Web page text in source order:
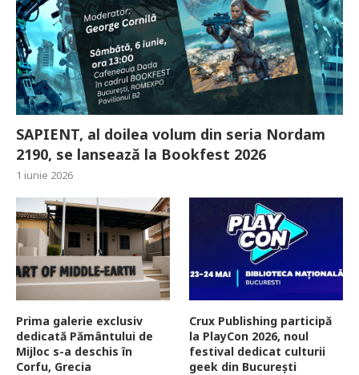
SAPIENT, al doilea volum din seria Nordam
2190, se lansează la Bookfest 2026
1 iunie 2026
Prima galerie exclusiv
dedicată Pământului de
Mijloc s-a deschis în
Corfu, Grecia
Crux Publishing participă
la PlayCon 2026, noul
festival dedicat culturii
geek din București